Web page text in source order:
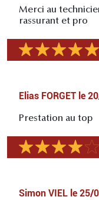
Merci au
rassurant et pro
Elias FORGET le
Prestation au top
Simon VIEL le 25/